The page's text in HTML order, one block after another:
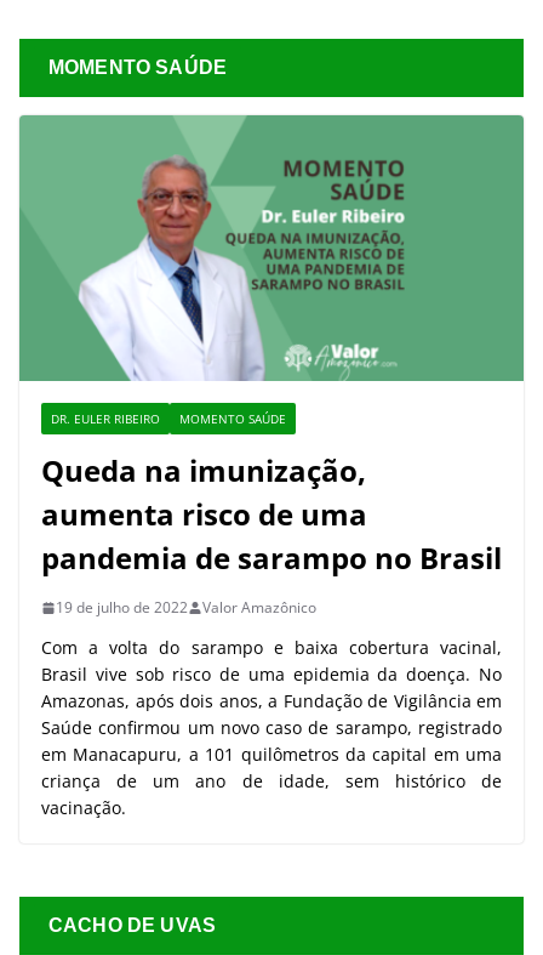
MOMENTO SAÚDE
DR. EULER RIBEIRO MOMENTO SAÚDE
Queda na imunização,
aumenta risco de uma
pandemia de sarampo no Brasil
19 de julho de 2022 Valor Amazônico
Com a volta do sarampo e baixa cobertura vacinal,
Brasil vive sob risco de uma epidemia da doença. No
Amazonas, após dois anos, a Fundação de Vigilância em
Saúde confirmou um novo caso de sarampo, registrado
em Manacapuru, a 101 quilômetros da capital em uma
criança de um ano de idade, sem histórico de
vacinação.
CACHO DE UVAS